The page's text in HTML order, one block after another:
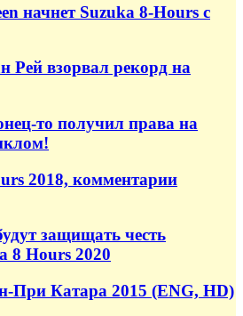
начнет Suzuka 8-Hours с
Рей взорвал рекорд на
то получил права на
2018, комментарии
защищать честь
8 Hours 2020
При Катара 2015 (ENG, HD)